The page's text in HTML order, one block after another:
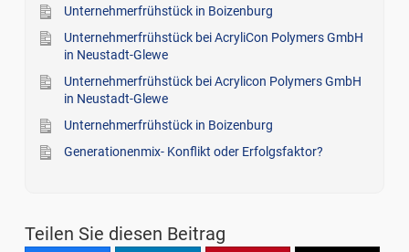
Unternehmerfrühstück in Boizenburg
Unternehmerfrühstück bei AcryliCon Polymers GmbH
in Neustadt-Glewe
Unternehmerfrühstück bei Acrylicon Polymers GmbH
in Neustadt-Glewe
Unternehmerfrühstück in Boizenburg
Generationenmix- Konflikt oder Erfolgsfaktor?
Teilen Sie diesen Beitrag